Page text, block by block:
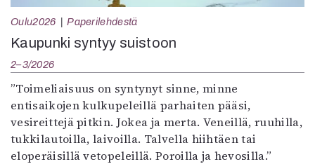
Oulu2026 Paperilehdestä
Kaupunki syntyy suistoon
2–3/2026
”Toimeliaisuus on syntynyt sinne, minne
entisaikojen kulkupeleillä parhaiten pääsi,
vesireittejä pitkin. Jokea ja merta. Veneillä, ruuhilla,
tukkilautoilla, laivoilla. Talvella hiihtäen tai
eloperäisillä vetopeleillä. Poroilla ja hevosilla.”